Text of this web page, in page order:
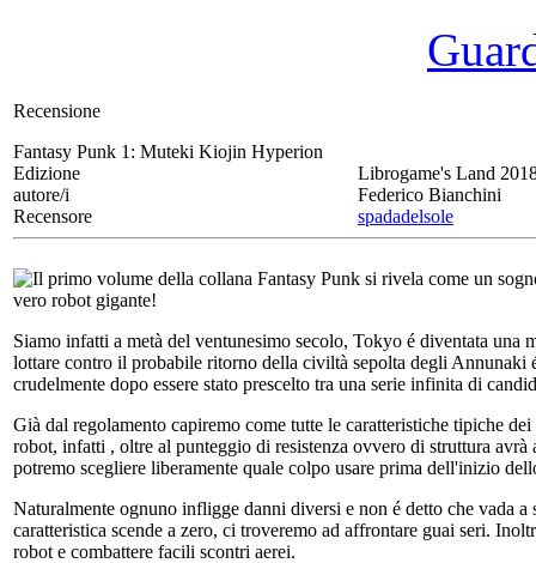
Recensione
Fantasy Punk 1: Muteki Kiojin Hyperion
Edizione
Librogame's Land
autore/i
Federico Bianchini
Recensore
spadadelsole
Il primo volume della collana Fantasy Punk si rivela come un
vero robot gigante!
Siamo infatti a metà del ventunesimo secolo, Tokyo é diventata
lottare contro il probabile ritorno della civiltà sepolta degli Annunaki
crudelmente dopo essere stato prescelto tra una serie infinita di
Già dal regolamento capiremo come tutte le caratteristiche tipiche
robot, infatti , oltre al punteggio di resistenza ovvero di struttura
potremo scegliere liberamente quale colpo usare prima dell'inizio
Naturalmente ognuno infligge danni diversi e non é detto che vada
caratteristica scende a zero, ci troveremo ad affrontare guai seri.
robot e combattere facili scontri aerei.